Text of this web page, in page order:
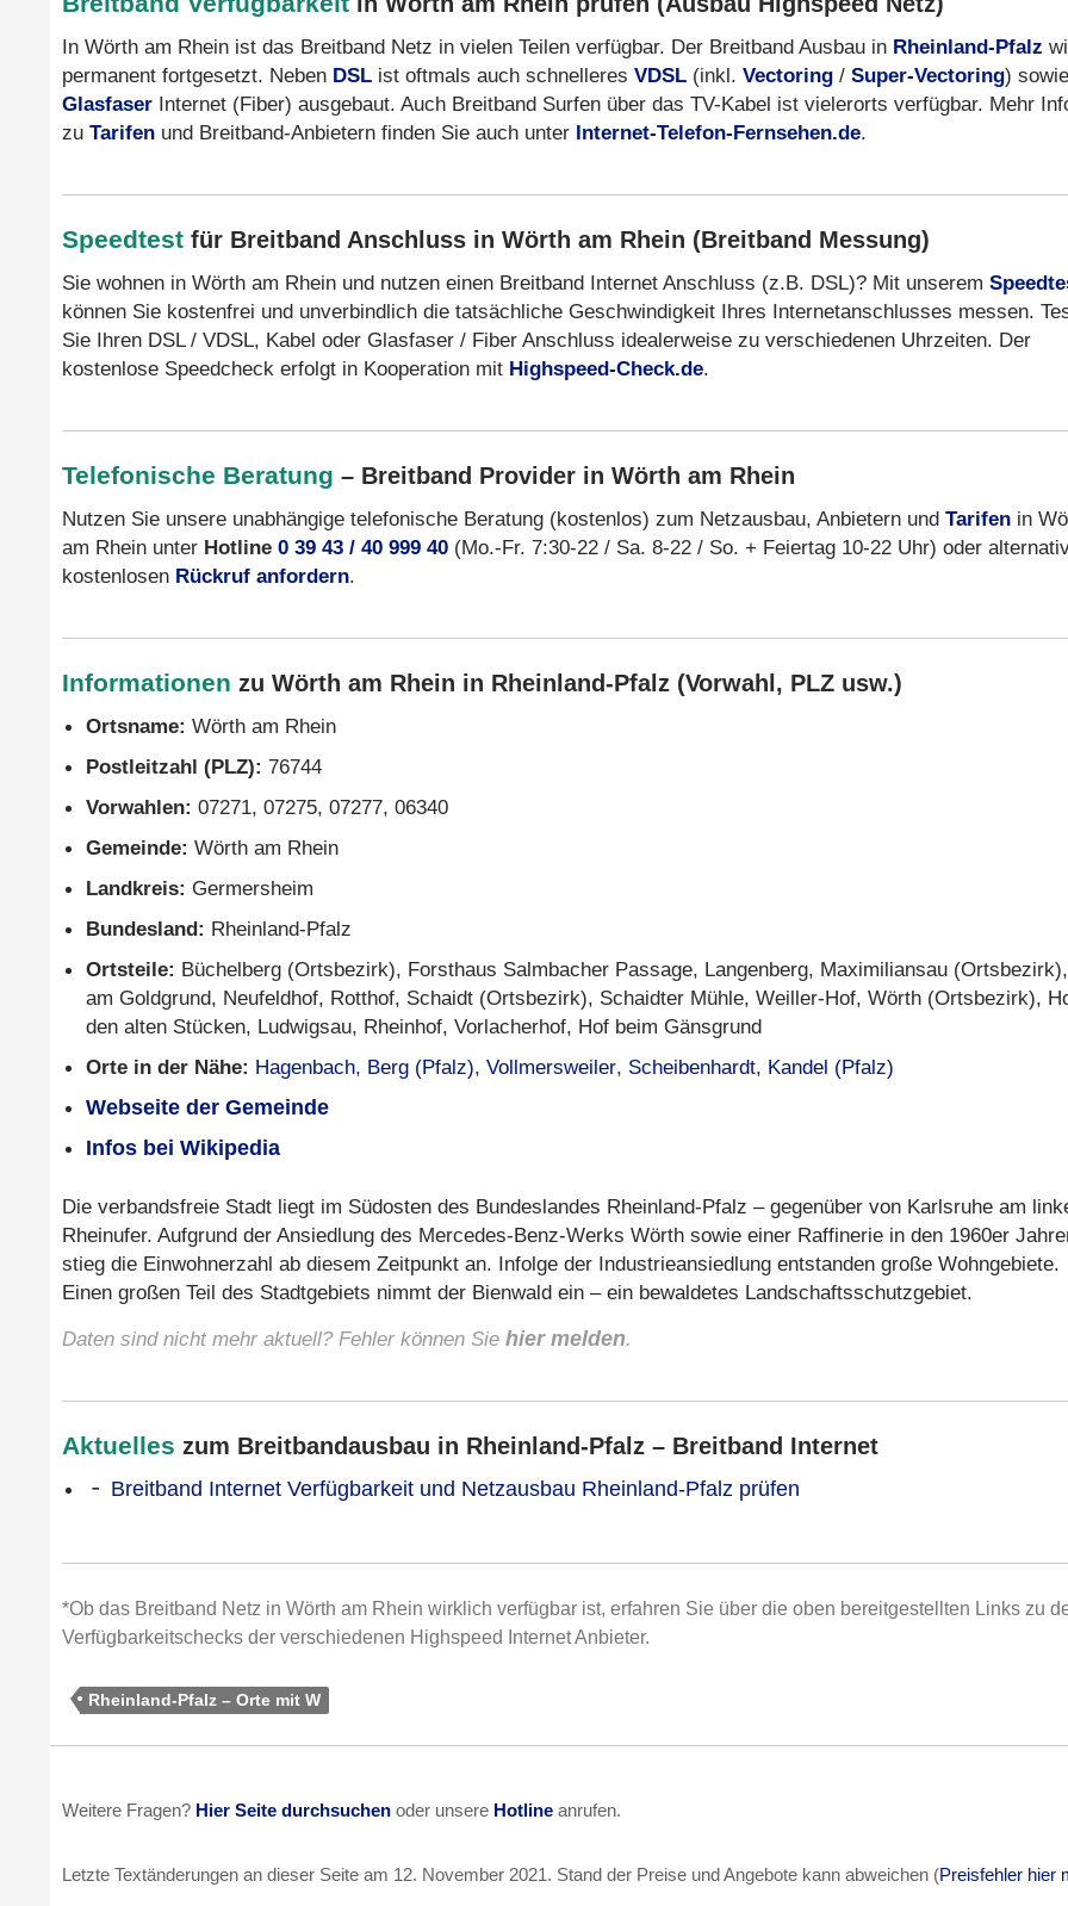
In Wörth am Rhein ist das Breitband Netz in vielen Teilen verfügbar. Der Breitband Ausbau in Rheinland-Pfalz
permanent fortgesetzt. Neben DSL ist oftmals auch schnelleres VDSL (inkl. Vectoring / Super-Vectoring) sowie
Glasfaser Internet (Fiber) ausgebaut. Auch Breitband Surfen über das TV-Kabel ist vielerorts verfügbar. Mehr
zu Tarifen und Breitband-Anbietern finden Sie auch unter Internet-Telefon-Fernsehen.de.
Speedtest für Breitband Anschluss in Wörth am Rhein (Breitband Messung)
Sie wohnen in Wörth am Rhein und nutzen einen Breitband Internet Anschluss (z.B. DSL)? Mit unserem
können Sie kostenfrei und unverbindlich die tatsächliche Geschwindigkeit Ihres Internetanschlusses messen.
Sie Ihren DSL / VDSL, Kabel oder Glasfaser / Fiber Anschluss idealerweise zu verschiedenen Uhrzeiten. Der
kostenlose Speedcheck erfolgt in Kooperation mit Highspeed-Check.de.
Telefonische Beratung – Breitband Provider in Wörth am Rhein
Nutzen Sie unsere unabhängige telefonische Beratung (kostenlos) zum Netzausbau, Anbietern und Tarifen in
am Rhein unter Hotline 0 39 43 / 40 999 40 (Mo.-Fr. 7:30-22 / Sa. 8-22 / So. + Feiertag 10-22 Uhr) oder
kostenlosen Rückruf anfordern.
Informationen zu Wörth am Rhein in Rheinland-Pfalz (Vorwahl, PLZ usw.)
Ortsname: Wörth am Rhein
Postleitzahl (PLZ): 76744
Vorwahlen: 07271, 07275, 07277, 06340
Gemeinde: Wörth am Rhein
Landkreis: Germersheim
Bundesland: Rheinland-Pfalz
Ortsteile: Büchelberg (Ortsbezirk), Forsthaus Salmbacher Passage, Langenberg, Maximiliansau
am Goldgrund, Neufeldhof, Rotthof, Schaidt (Ortsbezirk), Schaidter Mühle, Weiller-Hof, Wörth (Ortsbezirk),
den alten Stücken, Ludwigsau, Rheinhof, Vorlacherhof, Hof beim Gänsgrund
Orte in der Nähe: Hagenbach, Berg (Pfalz), Vollmersweiler, Scheibenhardt, Kandel (Pfalz)
Webseite der Gemeinde
Infos bei Wikipedia
Die verbandsfreie Stadt liegt im Südosten des Bundeslandes Rheinland-Pfalz – gegenüber von Karlsruhe am
Rheinufer. Aufgrund der Ansiedlung des Mercedes-Benz-Werks Wörth sowie einer Raffinerie in den 1960er
stieg die Einwohnerzahl ab diesem Zeitpunkt an. Infolge der Industrieansiedlung entstanden große Wohngebiete.
Einen großen Teil des Stadtgebiets nimmt der Bienwald ein – ein bewaldetes Landschaftsschutzgebiet.
Daten sind nicht mehr aktuell? Fehler können Sie hier melden.
Aktuelles zum Breitbandausbau in Rheinland-Pfalz – Breitband Internet
Breitband Internet Verfügbarkeit und Netzausbau Rheinland-Pfalz prüfen
*Ob das Breitband Netz in Wörth am Rhein wirklich verfügbar ist, erfahren Sie über die oben bereitgestellten Links zu
Verfügbarkeitschecks der verschiedenen Highspeed Internet Anbieter.
Rheinland-Pfalz – Orte mit W
Weitere Fragen? Hier Seite durchsuchen oder unsere Hotline anrufen.
Letzte Textänderungen an dieser Seite am 12. November 2021 . Stand der Preise und Angebote kann abweichen (Preisfehler hier